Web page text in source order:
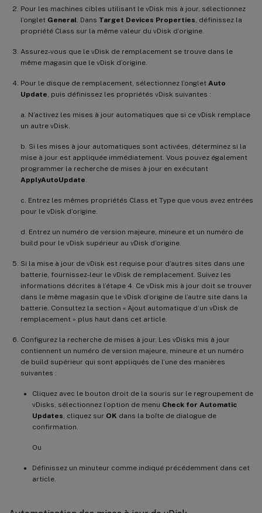
Pour les machines cibles utilisant le vDisk mis à jour, sélectionnez
l’onglet General . Dans Target Devices Properties , définissez la
propriété Class sur la même valeur du vDisk d’origine.
Assurez-vous que le vDisk de remplacement se trouve dans le
même magasin que le vDisk d’origine.
Pour le disque de remplacement, sélectionnez l’onglet Auto
Update , puis définissez les propriétés vDisk suivantes :
a. N’activez les mises à jour automatiques que si ce vDisk remplace
un autre vDisk.
b. Si les mises à jour automatiques sont activées, déterminez si la
mise à jour est appliquée immédiatement. Vous pouvez également
programmer la recherche de mises à jour en exécutant
ApplyAutoUpdate
c. Entrez les mêmes propriétés Class et Type que vous avez entrées
pour le vDisk d’origine.
d. Entrez un numéro de version majeure, mineure et un numéro de
build pour le vDisk supérieur au vDisk d’origine.
Si la mise à jour de vDisk est requise pour d’autres sites dans une
batterie, fournissez-leur le vDisk de remplacement. Suivez les
informations décrites à l’étape 4. Ce vDisk mis à jour doit se trouver
dans le même magasin que le vDisk d’origine de l’autre site dans la
batterie. Consultez la section « Ajout automatique d’un vDisk de
remplacement » plus haut dans cet article.
Configurez la recherche de mises à jour. Les vDisks mis à jour
contiennent un numéro de version majeure, mineure et un numéro
de build supérieur qui sont appliqués de l’une des manières
suivantes :
Cliquez avec le bouton droit de la souris sur le regroupement de
vDisks, sélectionnez l’option de menu Check for Automatic
Updates , cliquez sur OK dans la boîte de dialogue de
confirmation.
Ou
Définissez un minuteur comme indiqué précédemment dans cet
article.